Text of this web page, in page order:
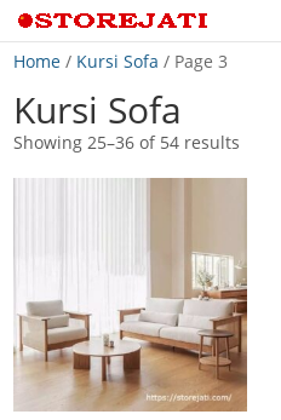
Home / Kursi Sofa / Page 3
Kursi Sofa
Showing 25–36 of 54 results